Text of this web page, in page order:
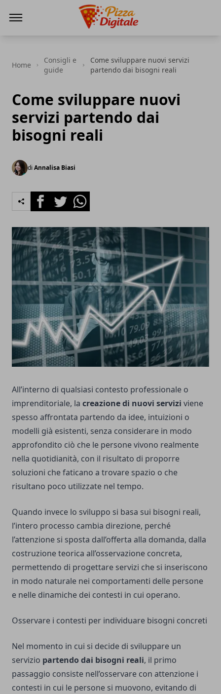
Home
Consigli e
guide
Come sviluppare nuovi servizi
partendo dai bisogni reali
Come sviluppare nuovi
servizi partendo dai
bisogni reali
di Annalisa Biasi
FacebookTwitterWhatsapp
All’interno di qualsiasi contesto professionale o
imprenditoriale, la creazione di nuovi servizi viene
spesso affrontata partendo da idee, intuizioni o
modelli già esistenti, senza considerare in modo
approfondito ciò che le persone vivono realmente
nella quotidianità, con il risultato di proporre
soluzioni che faticano a trovare spazio o che
risultano poco utilizzate nel tempo.
Quando invece lo sviluppo si basa sui bisogni reali,
l’intero processo cambia direzione, perché
l’attenzione si sposta dall’offerta alla domanda, dalla
costruzione teorica all’osservazione concreta,
permettendo di progettare servizi che si inseriscono
in modo naturale nei comportamenti delle persone
e nelle dinamiche dei contesti in cui operano.
Osservare i contesti per individuare bisogni concreti
Nel momento in cui si decide di sviluppare un
servizio partendo dai bisogni reali, il primo
passaggio consiste nell’osservare con attenzione i
contesti in cui le persone si muovono, evitando di